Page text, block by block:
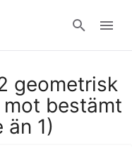
lektioner
lektioner
geometrisk
mot bestämt
än 1)